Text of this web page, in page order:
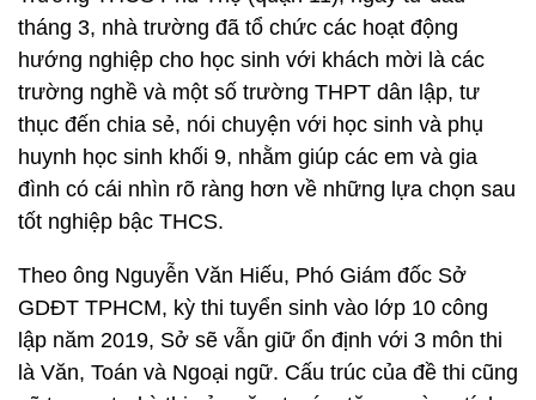
tháng 3, nhà trường đã tổ chức các hoạt động
hướng nghiệp cho học sinh với khách mời là các
trường nghề và một số trường THPT dân lập, tư
thục đến chia sẻ, nói chuyện với học sinh và phụ
huynh học sinh khối 9, nhằm giúp các em và gia
đình có cái nhìn rõ ràng hơn về những lựa chọn sau
tốt nghiệp bậc THCS.
Theo ông Nguyễn Văn Hiếu, Phó Giám đốc Sở
GDĐT TPHCM, kỳ thi tuyển sinh vào lớp 10 công
lập năm 2019, Sở sẽ vẫn giữ ổn định với 3 môn thi
là Văn, Toán và Ngoại ngữ. Cấu trúc của đề thi cũng